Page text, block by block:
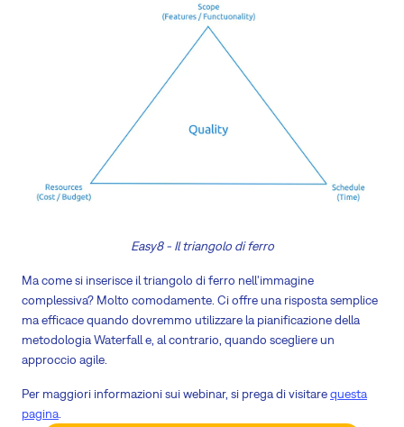
Easy8 - Il triangolo di ferro
Ma come si inserisce il triangolo di ferro nell'immagine
complessiva? Molto comodamente. Ci offre una risposta semplice
ma efficace quando dovremmo utilizzare la pianificazione della
metodologia Waterfall e, al contrario, quando scegliere un
approccio agile.
Per maggiori informazioni sui webinar, si prega di visitarequesta
pagina